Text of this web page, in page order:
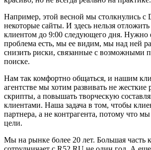
Например, этой весной мы столкнулись с
некоторые сайты. И здесь нельзя
клиентом до 9:00 следующего дня. Нужно
проблема есть, мы ее видим, мы над ней
снизить риски, связанные с возможными
поиске.
Нам так комфортно общаться, и нашим
агентстве мы хотим развивать не жесткие
скрипты, а повышать творческую
клиентами. Наша задача в том, чтобы
партнера, а не контрагента, потому что
цели.
Мы на рынке более 20 лет. Большая часть